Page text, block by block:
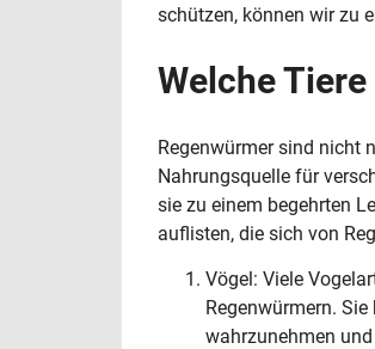
schützen, können wir zu
Welche
Regenwürmer sind nicht
Nahrungsquelle für
sie zu einem begehrten
auflisten, die sich von
Vögel: Viele
Regenwürmern.
wahrzunehmen